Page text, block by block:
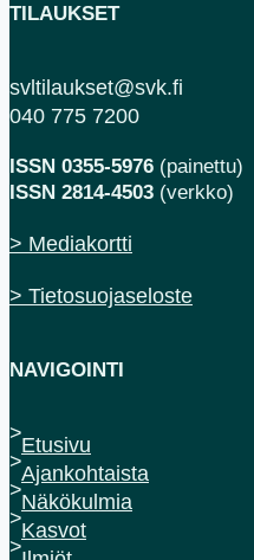
TILAUKSET
svltilaukset@svk.fi
040 775 7200
ISSN 0355-5976 (painettu)
ISSN 2814-4503 (verkko)
> Mediakortti
> Tietosuojaseloste
NAVIGOINTI
Etusivu
Ajankohtaista
Näkökulmia
Kasvot